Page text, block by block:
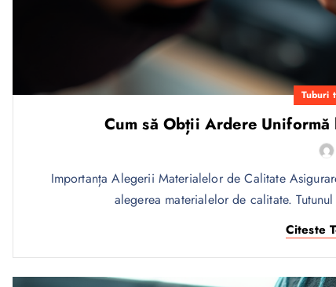
Tuburi
Cum să Obții Ardere
Importanța Alegerii Materialelor de Calitate
alegerea materialelor de calitate.
Citeste